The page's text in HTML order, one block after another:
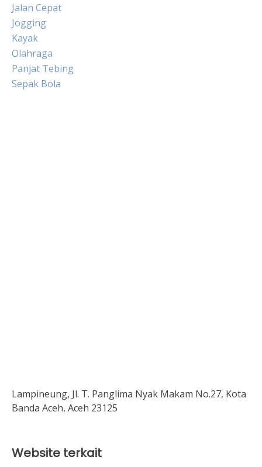
Jalan Cepat
Jogging
Kayak
Olahraga
Panjat Tebing
Sepak Bola
Lampineung, Jl. T. Panglima Nyak Makam No.27, Kota
Banda Aceh, Aceh 23125
Website terkait